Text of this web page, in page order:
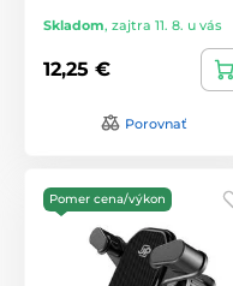
Skladom, zajtra 11. 8. u vás
12,25 €
Porovnať
Pomer cena/výkon